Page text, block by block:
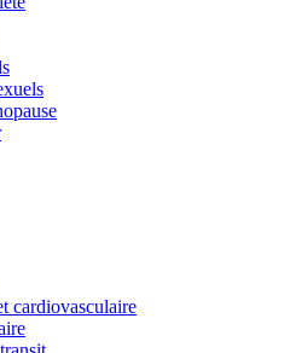
cardiovasculaire